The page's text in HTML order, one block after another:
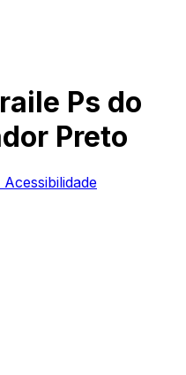
Ps do
Preto
Acessibilidade